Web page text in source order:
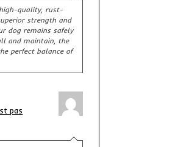
high-quality, rust-
strength and
dog remains safely
and maintain, the
perfect balance of
pas